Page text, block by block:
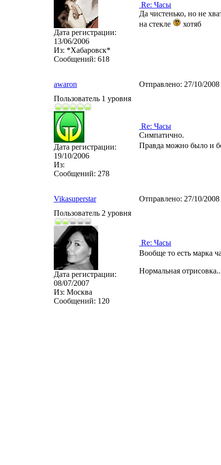
Дата регистрации:
13/06/2006
Из: *Хабаровск*
Сообщений: 618
Re: Часы
Да чистенько, но не
на стекле
хотяб
awaron Отправлено: 27/10/
Пользователь 1 уровня
Дата регистрации:
19/10/2006
Из:
Сообщений: 278
Re: Часы
Симпатично.
Правда можно было и
Vikasuperstar Отправлено: 27/10/
Пользователь 2 уровня
Дата регистрации:
08/07/2007
Из: Москва
Сообщений: 120
Re: Часы
Вообще то есть марка
Нормальная